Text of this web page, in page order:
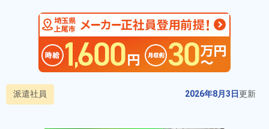
派遣社員 2026年8月3日更新